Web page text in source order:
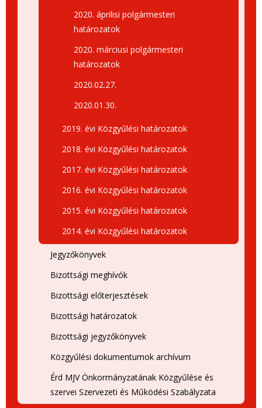
2020. áprilisi polgármesteri
határozatok
2020. márciusi polgármesteri
határozatok
2020.02.27.
2020.01.30.
2019. évi Közgyűlési határozatok
2018. évi Közgyűlési határozatok
2017. évi Közgyűlési határozatok
2016. évi Közgyűlési határozatok
2015. évi Közgyűlési határozatok
2014. évi Közgyűlési határozatok
Jegyzőkönyvek
Bizottsági meghívók
Bizottsági előterjesztések
Bizottsági határozatok
Bizottsági jegyzőkönyvek
Közgyűlési dokumentumok archívum
Érd MJV Önkormányzatának Közgyűlése és
szervei Szervezeti és Működési Szabályzata